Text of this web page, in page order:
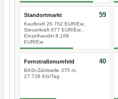
Standortmarkt
Kaufkraft 26.762 EUR/Ew.,
Steuerkraft 677 EUR/Ew.,
Einzelhandel 8.168
EUR/Ew.
59
Fernstraßenumfeld
BASt-Zählstelle 375 m,
27.738 Kfz/Tag
40